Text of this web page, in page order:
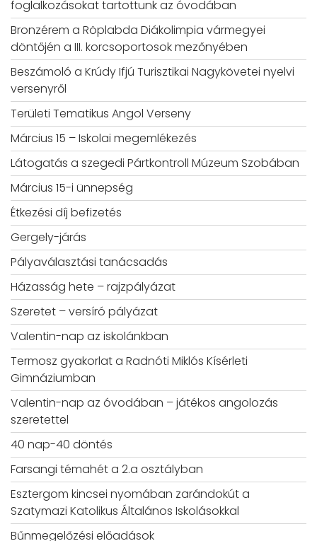
foglalkozásokat tartottunk az óvodában
Bronzérem a Röplabda Diákolimpia vármegyei
döntőjén a III. korcsoportosok mezőnyében
Beszámoló a Krúdy Ifjú Turisztikai Nagykövetei nyelvi
versenyről
Területi Tematikus Angol Verseny
Március 15 – Iskolai megemlékezés
Látogatás a szegedi Pártkontroll Múzeum Szobában
Március 15-i ünnepség
Étkezési díj befizetés
Gergely-járás
Pályaválasztási tanácsadás
Házasság hete – rajzpályázat
Szeretet – versíró pályázat
Valentin-nap az iskolánkban
Termosz gyakorlat a Radnóti Miklós Kísérleti
Gimnáziumban
Valentin-nap az óvodában – játékos angolozás
szeretettel
40 nap-40 döntés
Farsangi témahét a 2.a osztályban
Esztergom kincsei nyomában zarándokút a
Szatymazi Katolikus Általános Iskolásokkal
Bűnmegelőzési előadások